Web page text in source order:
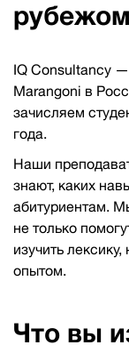
IQ Consultancy
Marangoni в
зачисляем
года.
Наши
знают, каких
абитуриентам.
не только
изучить
опытом.
Что вы